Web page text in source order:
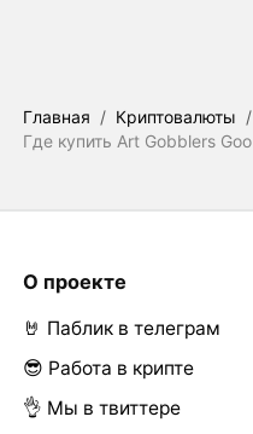
Главная / Криптовалюты /
Где купить Art Gobblers Goo
О проекте
🤘 Паблик в телеграм
😎 Работа в крипте
👌 Мы в твиттере